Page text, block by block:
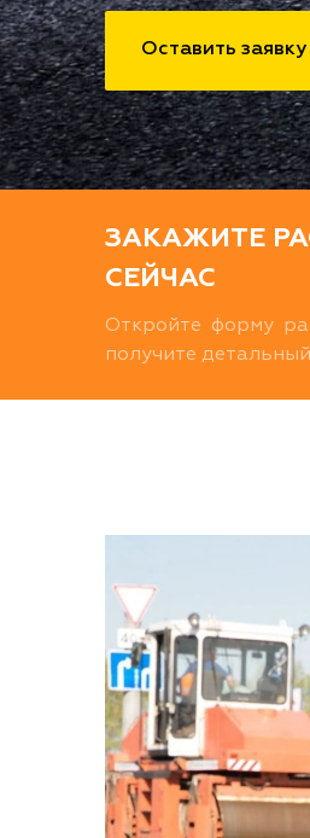
Оставить заявку
ЗАКАЖИТЕ
СЕЙЧАС
Откройте форму
получите